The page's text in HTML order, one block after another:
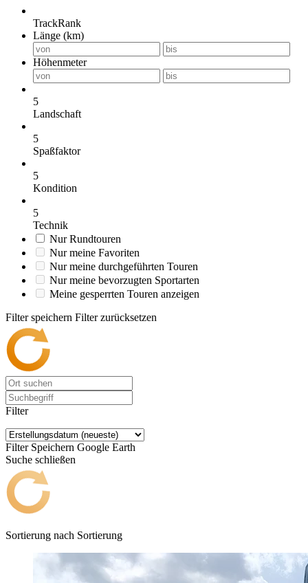
TrackRank
Länge (km)
Höhenmeter
5
Landschaft
5
Spaßfaktor
5
Kondition
5
Technik
Nur Rundtouren
Nur meine Favoriten
Nur meine durchgeführten Touren
Nur meine bevorzugten Sportarten
Meine gesperrten Touren anzeigen
Filter speichern Filter zurücksetzen
Filter
Filter Speichern Google Earth
Suche schließen
Sortierung nach Sortierung